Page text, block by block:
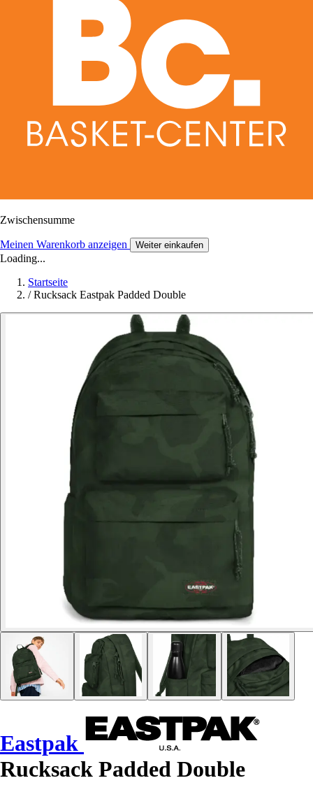
Zwischensumme
Meinen Warenkorb anzeigen Weiter einkaufen
Loading...
Startseite
/ Rucksack Eastpak Padded Double
Eastpak
Rucksack Padded Double